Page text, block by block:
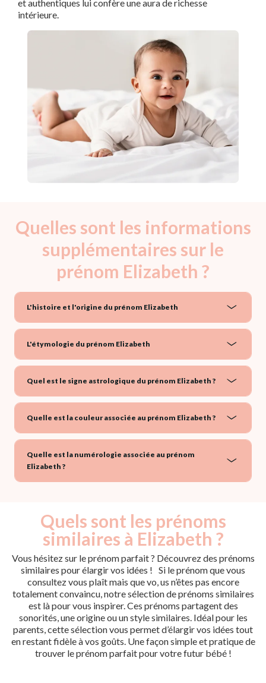
et authentiques lui confère une aura de richesse
intérieure.
Quelles sont les informations
supplémentaires sur le
prénom Elizabeth ?
L'histoire et l'origine du prénom Elizabeth
L'étymologie du prénom Elizabeth
Quel est le signe astrologique du prénom Elizabeth ?
Quelle est la couleur associée au prénom Elizabeth ?
Quelle est la numérologie associée au prénom
Elizabeth ?
Quels sont les prénoms
similaires à Elizabeth ?
Vous hésitez sur le prénom parfait ? Découvrez des prénoms
similaires pour élargir vos idées ! Si le prénom que vous
consultez vous plaît mais que vo, us n’êtes pas encore
totalement convaincu, notre sélection de prénoms similaires
est là pour vous inspirer. Ces prénoms partagent des
sonorités, une origine ou un style similaires. Idéal pour les
parents, cette sélection vous permet d’élargir vos idées tout
en restant fidèle à vos goûts. Une façon simple et pratique de
trouver le prénom parfait pour votre futur bébé !